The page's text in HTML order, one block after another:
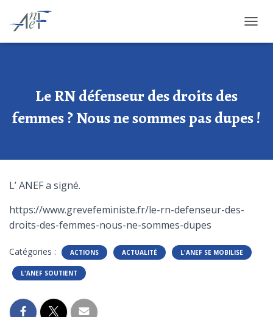
Le RN défenseur des droits des
femmes ? Nous ne sommes pas dupes !
L’ ANEF a signé.
https://www.grevefeministe.fr/le-rn-defenseur-des-
droits-des-femmes-nous-ne-sommes-dupes
Catégories : ACTIONS ACTUALITÉ L'ANEF SE MOBILISE
L'ANEF SOUTIENT